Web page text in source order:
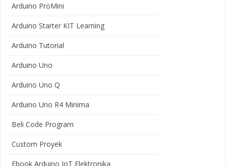
Arduino ProMini
Arduino Starter KIT Learning
Arduino Tutorial
Arduino Uno
Arduino Uno Q
Arduino Uno R4 Minima
Beli Code Program
Custom Proyek
Ebook Arduino IoT Elektronika